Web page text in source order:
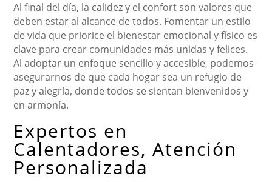
Al final del día, la calidez y el confort son valores que
deben estar al alcance de todos. Fomentar un estilo
de vida que priorice el bienestar emocional y físico es
clave para crear comunidades más unidas y felices.
Al adoptar un enfoque sencillo y accesible, podemos
asegurarnos de que cada hogar sea un refugio de
paz y alegría, donde todos se sientan bienvenidos y
en armonía.
Expertos en
Calentadores, Atención
Personalizada